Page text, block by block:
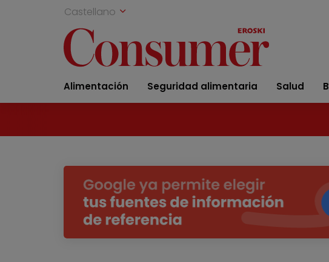
Castellano
Alimentación Seguridad alimentaria Salud